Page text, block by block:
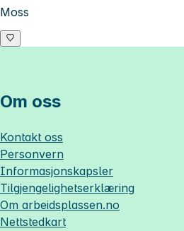
Moss
Om oss
Kontakt oss
Personvern
Informasjonskapsler
Tilgjengelighetserklæring
Om arbeidsplassen.no
Nettstedkart